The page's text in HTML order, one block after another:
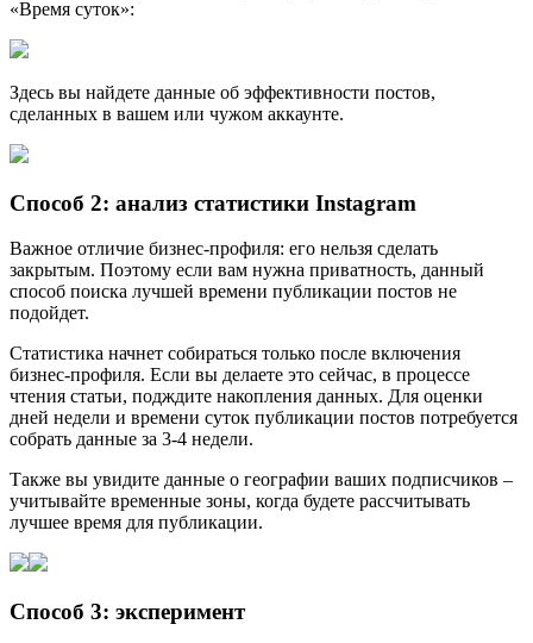
«Время суток»:
Здесь вы найдете данные об эффективности постов,
сделанных в вашем или чужом аккаунте.
Способ 2: анализ статистики Instagram
Важное отличие бизнес-профиля: его нельзя сделать
закрытым. Поэтому если вам нужна приватность, данный
способ поиска лучшей времени публикации постов не
подойдет.
Статистика начнет собираться только после включения
бизнес-профиля. Если вы делаете это сейчас, в процессе
чтения статьи, подждите накопления данных. Для оценки
дней недели и времени суток публикации постов потребуется
собрать данные за 3-4 недели.
Также вы увидите данные о географии ваших подписчиков –
учитывайте временные зоны, когда будете рассчитывать
лучшее время для публикации.
Способ 3: эксперимент